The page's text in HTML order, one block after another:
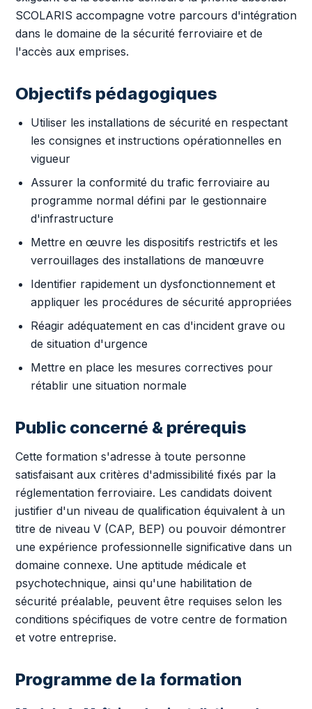
SCOLARIS accompagne votre parcours d'intégration
dans le domaine de la sécurité ferroviaire et de
l'accès aux emprises.
Objectifs pédagogiques
Utiliser les installations de sécurité en respectant
les consignes et instructions opérationnelles en
vigueur
Assurer la conformité du trafic ferroviaire au
programme normal défini par le gestionnaire
d'infrastructure
Mettre en œuvre les dispositifs restrictifs et les
verrouillages des installations de manœuvre
Identifier rapidement un dysfonctionnement et
appliquer les procédures de sécurité appropriées
Réagir adéquatement en cas d'incident grave ou
de situation d'urgence
Mettre en place les mesures correctives pour
rétablir une situation normale
Public concerné & prérequis
Cette formation s'adresse à toute personne
satisfaisant aux critères d'admissibilité fixés par la
réglementation ferroviaire. Les candidats doivent
justifier d'un niveau de qualification équivalent à un
titre de niveau V (CAP, BEP) ou pouvoir démontrer
une expérience professionnelle significative dans un
domaine connexe. Une aptitude médicale et
psychotechnique, ainsi qu'une habilitation de
sécurité préalable, peuvent être requises selon les
conditions spécifiques de votre centre de formation
et votre entreprise.
Programme de la formation